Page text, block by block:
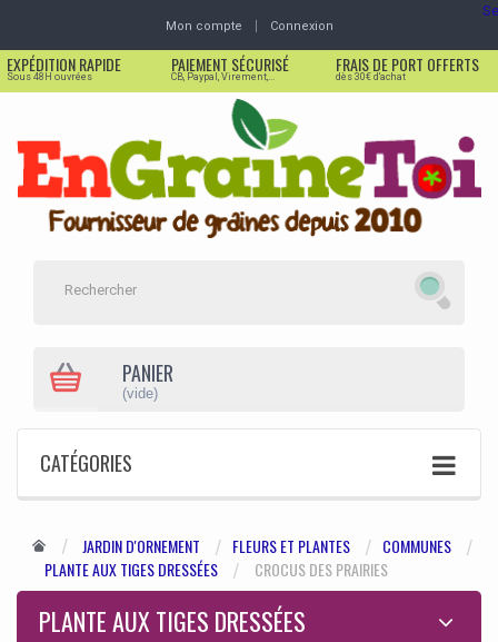
Mon compte Connexion
EXPÉDITION RAPIDE
Sous 48H ouvrées
PAIEMENT SÉCURISÉ
CB, Paypal, Virement,...
FRAIS DE PORT OFFERTS
dès 30€ d'achat
PANIER
(vide)
CATÉGORIES
JARDIN D'ORNEMENT FLEURS ET PLANTES
COMMUNES
PLANTE AUX TIGES DRESSÉES
CROCUS DES PRAIRIES
PLANTE AUX TIGES DRESSÉES